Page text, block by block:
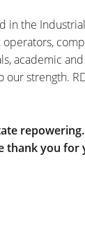
in the
academic
strength.
thank you for